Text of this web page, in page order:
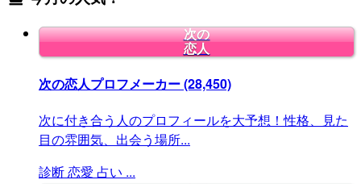
次の
恋人
次の恋人プロフメーカー(28,450)
次に付き合う人のプロフィールを大予想！性格、見た
目の雰囲気、出会う場所...
診断恋愛 占い ...